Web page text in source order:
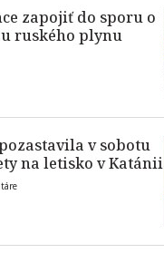
zapojiť do sporu o
ruského plynu
v sobotu
na letisko v Katánii